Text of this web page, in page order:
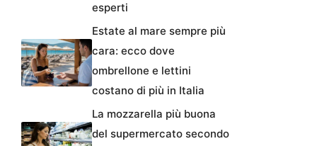
esperti
Estate al mare sempre più
cara: ecco dove
ombrellone e lettini
costano di più in Italia
La mozzarella più buona
del supermercato secondo